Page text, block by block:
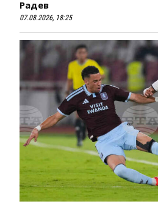
Радев
07.08.2026, 18:25